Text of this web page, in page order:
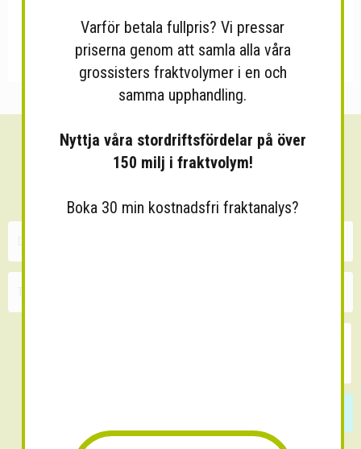
Sänk dina fraktkostnader!
Varför betala fullpris? Vi pressar
priserna genom att samla alla våra
grossisters fraktvolymer i en och
samma upphandling.
Nyttja våra stordriftsfördelar på över
150 milj i fraktvolym!
Boka 30 min kostnadsfri fraktanalys?